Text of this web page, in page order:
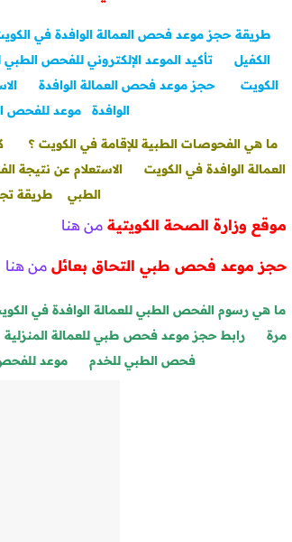
طريقة حجز موعد فحص العمالة الوافدة في
الكفيل
تأكيد الموعد الإلكتروني للفحص الطبي
الكويت
حجز موعد فحص العمالة الوافدة
الوافدة
موعد للفحص
ما هي الفحوصات الطبية للإقامة في الكويت ؟
العمالة الوافدة في الكويت
الاستعلام عن نتيجة
الطبي
طريقة
موقع وزارة الصحة الكويتية من هنا
حجز موعد فحص طبي التحاق بعائل من هنا
ما هي رسوم الفحص الطبي للعمالة الوافدة في
مرة رابط حجز موعد فحص طبي للعمالة المنزلية
فحص الطبي للخدم
موعد